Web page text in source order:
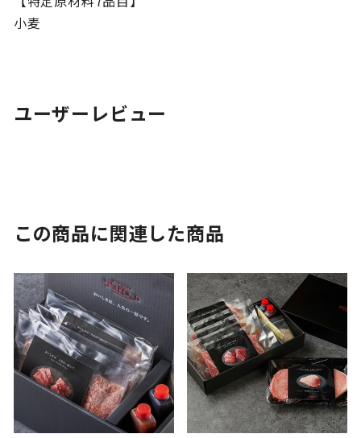
小麦
ユーザーレビュー
この商品に関連した商品